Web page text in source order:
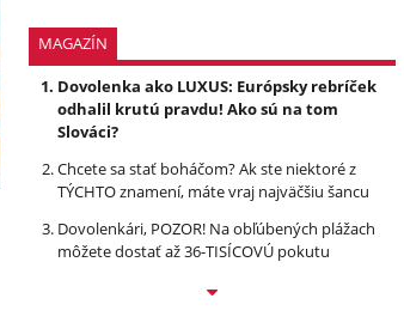
MAGAZÍN
Dovolenka ako LUXUS: Európsky rebríček
odhalil krutú pravdu! Ako sú na tom
Slováci?
Chcete sa stať boháčom? Ak ste niektoré z
TÝCHTO znamení, máte vraj najväčšiu šancu
Dovolenkári, POZOR! Na obľúbených plážach
môžete dostať až 36-TISÍCOVÚ pokutu